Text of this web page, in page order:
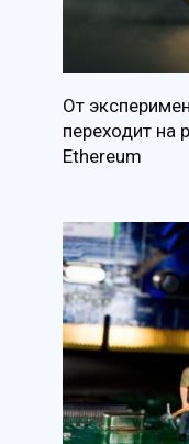
От
переходит на
Ethereum